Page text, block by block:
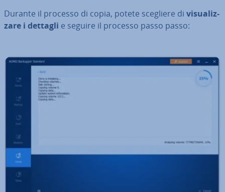
Durante il processo di copia, potete scegliere di vi­sua­liz­
za­re i dettagli e seguire il processo passo passo: